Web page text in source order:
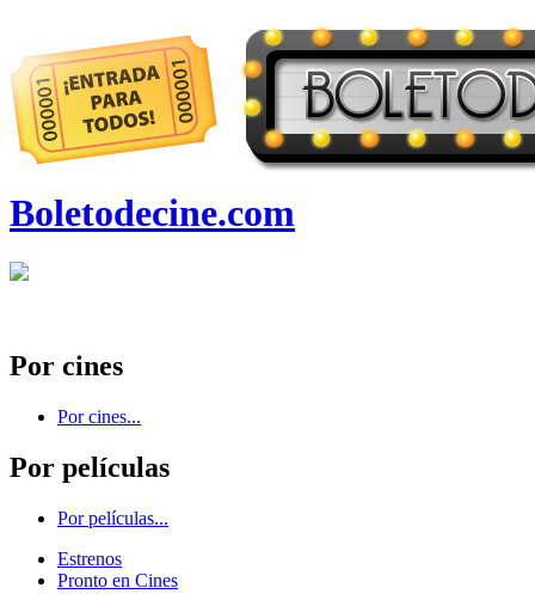
Boletodecine.com
Por cines
Por cines...
Por películas
Por películas...
Estrenos
Pronto en Cines